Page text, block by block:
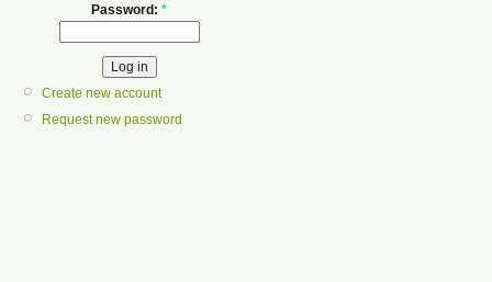
Password: *
Create new account
Request new password